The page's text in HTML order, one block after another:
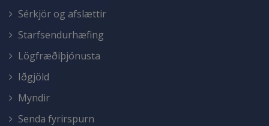
Sérkjör og afslættir
Starfsendurhæfing
Lögfræðiþjónusta
Iðgjöld
Myndir
Senda fyrirspurn